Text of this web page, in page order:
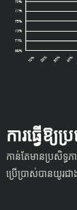
ការធ្វើឱ្យ
កាន់តែមានប្រសិទ្ធ
ប្រើប្រាស់បានយូរជ